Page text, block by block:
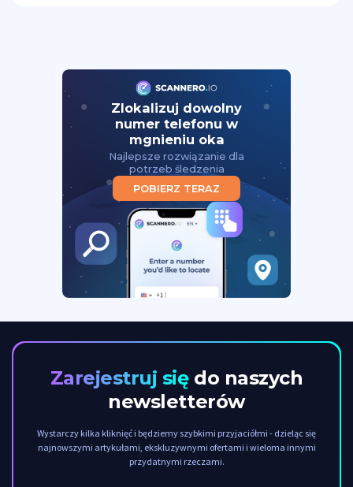
Zlokalizuj dowolny
numer telefonu w
mgnieniu oka
Najlepsze rozwiązanie dla
potrzeb śledzenia
POBIERZ TERAZ
Zarejestruj siędo naszych
newsletterów
Wystarczy kilka kliknięć i będziemy szybkimi przyjaciółmi - dzieląc się
najnowszymi artykułami, ekskluzywnymi ofertami i wieloma innymi
przydatnymi rzeczami.